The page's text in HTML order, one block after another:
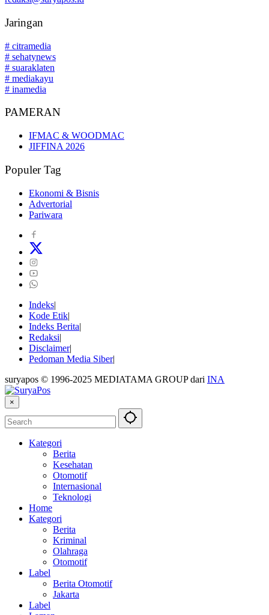
Jaringan
# citramedia
# sehatynews
# suaraklaten
# mediakayu
# inamedia
PAMERAN
IFMAC & WOODMAC
JIFFINA 2026
Populer Tag
Ekonomi & Bisnis
Advertorial
Pariwara
Indeks
Kode Etik
Indeks Berita
Redaksi
Disclaimer
Pedoman Media Siber
suryapos © 1996-2025 MEDIATAMA GROUP dari INA
×
Kategori
Berita
Kesehatan
Otomotif
Internasional
Teknologi
Home
Kategori
Berita
Kriminal
Olahraga
Otomotif
Label
Berita Otomotif
Jakarta
Label